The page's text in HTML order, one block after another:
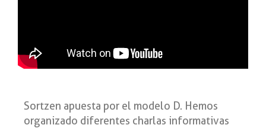
Sortzen apuesta por el modelo D. Hemos
organizado diferentes charlas informativas